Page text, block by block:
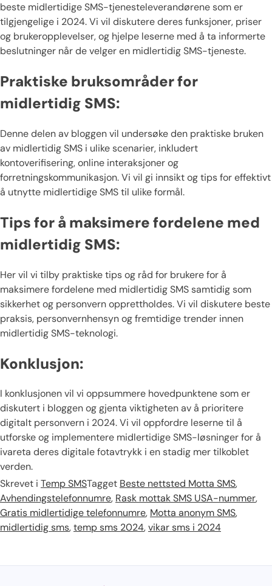
beste midlertidige SMS-tjenesteleverandørene som er
tilgjengelige i 2024. Vi vil diskutere deres funksjoner, priser
og brukeropplevelser, og hjelpe leserne med å ta informerte
beslutninger når de velger en midlertidig SMS-tjeneste.
Praktiske bruksområder for
midlertidig SMS:
Denne delen av bloggen vil undersøke den praktiske bruken
av midlertidig SMS i ulike scenarier, inkludert
kontoverifisering, online interaksjoner og
forretningskommunikasjon. Vi vil gi innsikt og tips for effektivt
å utnytte midlertidige SMS til ulike formål.
Tips for å maksimere fordelene med
midlertidig SMS:
Her vil vi tilby praktiske tips og råd for brukere for å
maksimere fordelene med midlertidig SMS samtidig som
sikkerhet og personvern opprettholdes. Vi vil diskutere beste
praksis, personvernhensyn og fremtidige trender innen
midlertidig SMS-teknologi.
Konklusjon:
I konklusjonen vil vi oppsummere hovedpunktene som er
diskutert i bloggen og gjenta viktigheten av å prioritere
digitalt personvern i 2024. Vi vil oppfordre leserne til å
utforske og implementere midlertidige SMS-løsninger for å
ivareta deres digitale fotavtrykk i en stadig mer tilkoblet
verden.
Skrevet i Temp SMSTagget Beste nettsted Motta SMS,
Avhendingstelefonnumre, Rask mottak SMS USA-nummer,
Gratis midlertidige telefonnumre, Motta anonym SMS,
midlertidig sms,temp sms 2024,vikar sms i 2024